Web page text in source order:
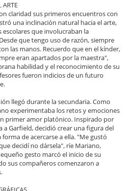
ARTE
claridad sus primeros encuentros con
una inclinación natural hacia el arte,
que involucraban la
que tengo uso de razón, siempre
las manos. Recuerdo que en el kínder,
eran apartados por la maestra",
habilidad y el reconocimiento de su
fueron indicios de un futuro
llegó durante la secundaria. Como
experimentaba los retos y emociones
primer amor platónico. Inspirado por
a Garfield, decidió crear una figura del
de acercarse a ella. "Me gustó
decidí no dársela", ríe Mariano,
gesto marcó el inicio de su
sus compañeros comenzaron a